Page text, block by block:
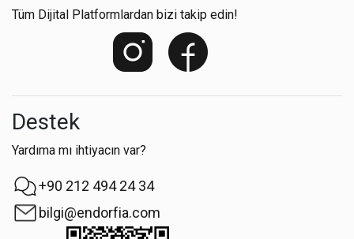
Tüm Dijital Platformlardan bizi takip edin!
Destek
Yardıma mı ihtiyacın var?
+90 212 494 24 34
bilgi@endorfia.com